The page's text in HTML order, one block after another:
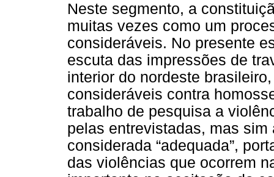
Neste segmento, a
muitas vezes como um
consideráveis. No presente
escuta das impressões de
interior do nordeste
consideráveis contra
trabalho de pesquisa a
pelas entrevistadas, mas
considerada “adequada”,
das violências que ocorrem